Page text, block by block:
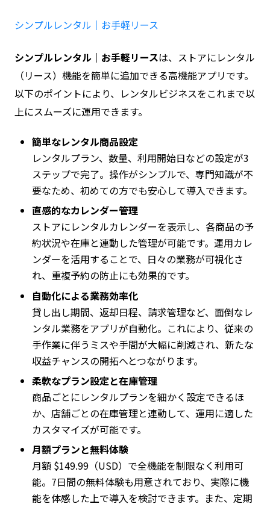
シンプルレンタル｜お手軽リース
シンプルレンタル｜お手軽リースは、ストアにレンタル
（リース）機能を簡単に追加できる高機能アプリです。
以下のポイントにより、レンタルビジネスをこれまで以
上にスムーズに運用できます。
簡単なレンタル商品設定
レンタルプラン、数量、利用開始日などの設定が3
ステップで完了。操作がシンプルで、専門知識が不
要なため、初めての方でも安心して導入できます。
直感的なカレンダー管理
ストアにレンタルカレンダーを表示し、各商品の予
約状況や在庫と連動した管理が可能です。運用カレ
ンダーを活用することで、日々の業務が可視化さ
れ、重複予約の防止にも効果的です。
自動化による業務効率化
貸し出し期間、返却日程、請求管理など、面倒なレ
ンタル業務をアプリが自動化。これにより、従来の
手作業に伴うミスや手間が大幅に削減され、新たな
収益チャンスの開拓へとつながります。
柔軟なプラン設定と在庫管理
商品ごとにレンタルプランを細かく設定できるほ
か、店舗ごとの在庫管理と連動して、運用に適した
カスタマイズが可能です。
月額プランと無料体験
月額 $149.99（USD）で全機能を制限なく利用可
能。7日間の無料体験も用意されており、実際に機
能を体感した上で導入を検討できます。また、定期